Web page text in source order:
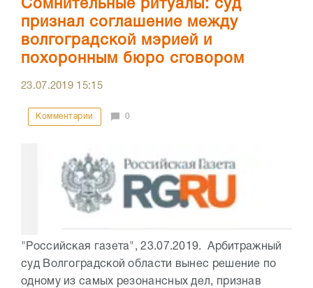
Сомнительные ритуалы: суд
признал соглашение между
волгоградской мэрией и
похоронным бюро сговором
23.07.2019 15:15
Комментарии 0
"Российская газета", 23.07.2019. Арбитражный
суд Волгоградской области вынес решение по
одному из самых резонансных дел, признав